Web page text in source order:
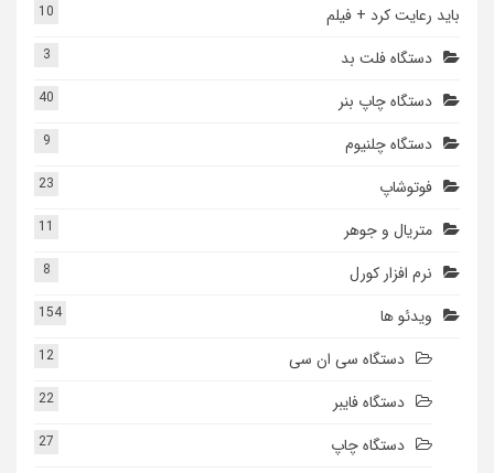
باید رعایت کرد + فیلم
10
دستگاه فلت بد 3
دستگاه چاپ بنر 40
دستگاه چلنیوم 9
فوتوشاپ 23
متریال و جوهر 11
نرم افزار کورل 8
ویدئو ها 154
دستگاه سی ان سی 12
دستگاه فایبر 22
دستگاه چاپ 27